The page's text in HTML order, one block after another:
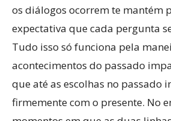
os diálogos ocorrem te mantém
expectativa que cada pergunta
Tudo isso só funciona pela
acontecimentos do passado
que até as escolhas no passado
firmemente com o presente. No